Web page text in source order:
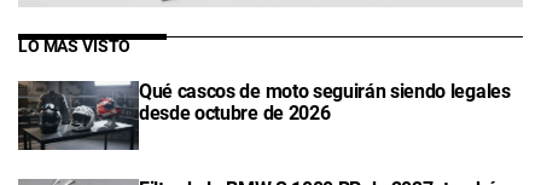
LO MÁS VISTO
Qué cascos de moto seguirán siendo legales
desde octubre de 2026